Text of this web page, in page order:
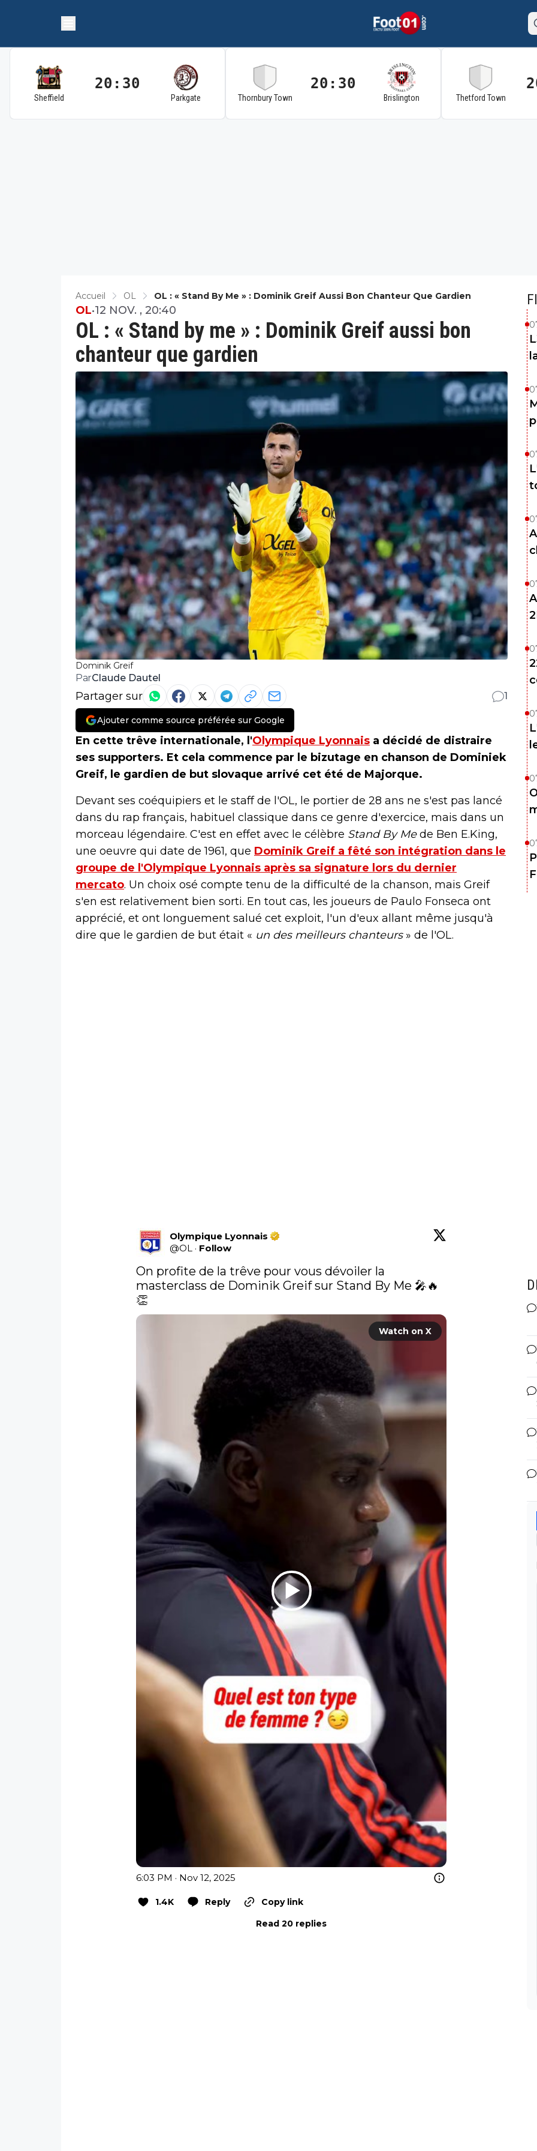
Sheffield
20:30
Parkgate Thornbury Town
20:30
Brislington Thetford Town
Accueil OL OL : « Stand By Me » : Dominik Greif Aussi Bon Chanteur Que Gardien
Dominik Greif
OL : « Stand by me » : Dominik Greif aussi bon
chanteur que gardien
OL•12 NOV. , 20:40
ParClaude Dautel
Partager sur 1
Ajouter comme source préférée sur Google
En cette trêve internationale, l'Olympique Lyonnais a décidé de distraire
ses supporters. Et cela commence par le bizutage en chanson de Dominiek
Greif, le gardien de but slovaque arrivé cet été de Majorque.
Devant ses coéquipiers et le staff de l'OL, le portier de 28 ans ne s'est pas lancé
dans du rap français, habituel classique dans ce genre d'exercice, mais dans un
morceau légendaire. C'est en effet avec le célèbre Stand By Mede Ben E.King,
une oeuvre qui date de 1961, que Dominik Greif a fêté son intégration dans le
groupe de l'Olympique Lyonnais après sa signature lors du dernier
mercato. Un choix osé compte tenu de la difficulté de la chanson, mais Greif
s'en est relativement bien sorti. En tout cas, les joueurs de Paulo Fonseca ont
apprécié, et ont longuement salué cet exploit, l'un d'eux allant même jusqu'à
dire que le gardien de but était « un des meilleurs chanteurs » de l'OL.
Olympique Lyonnais
@OL · Follow
On profite de la trêve pour vous dévoiler la
masterclass de Dominik Greif sur Stand By Me 🎤🔥
👏
Watch on X
6:03 PM · Nov 12, 2025
1.4K Reply
Copy link
Read 20 replies